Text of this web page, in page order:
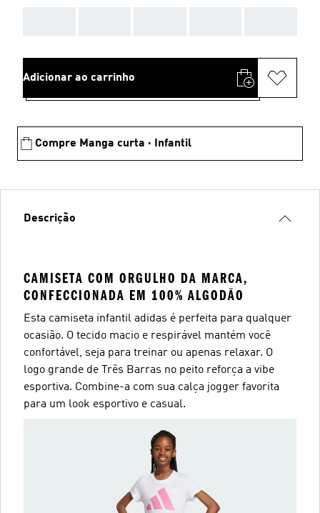
Adicionar ao carrinho
Compre Manga curta · Infantil
Descrição
CAMISETA COM ORGULHO DA MARCA,
CONFECCIONADA EM 100% ALGODÃO
Esta camiseta infantil adidas é perfeita para qualquer
ocasião. O tecido macio e respirável mantém você
confortável, seja para treinar ou apenas relaxar. O
logo grande de Três Barras no peito reforça a vibe
esportiva. Combine-a com sua calça jogger favorita
para um look esportivo e casual.